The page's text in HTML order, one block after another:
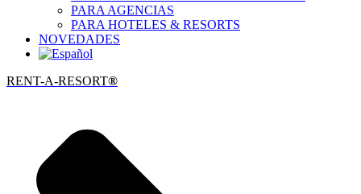
PARA AGENCIAS
PARA HOTELES & RESORTS
NOVEDADES
RENT-A-RESORT®